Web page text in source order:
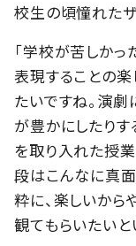
校生の頃憧れたザ
「学校が苦しかっ
表現することの
たいですね。演
が豊かにしたり
を取り入れた授業
段はこんなに真
粋に、楽しいから
観てもらいたいと